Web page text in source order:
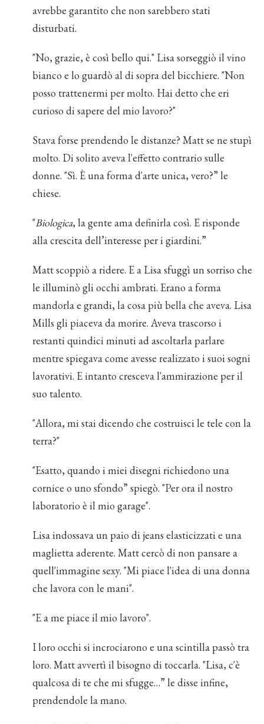
avrebbe garantito che non sarebbero stati
disturbati.
"No, grazie, è così bello qui." Lisa sorseggiò il vino
bianco e lo guardò al di sopra del bicchiere. "Non
posso trattenermi per molto. Hai detto che eri
curioso di sapere del mio lavoro?"
Stava forse prendendo le distanze? Matt se ne stupì
molto. Di solito aveva l'effetto contrario sulle
donne. "Sì. È una forma d'arte unica, vero?” le
chiese.
"Biologica, la gente ama definirla così. E risponde
alla crescita dell’interesse per i giardini.”
Matt scoppiò a ridere. E a Lisa sfuggì un sorriso che
le illuminò gli occhi ambrati. Erano a forma
mandorla e grandi, la cosa più bella che aveva. Lisa
Mills gli piaceva da morire. Aveva trascorso i
restanti quindici minuti ad ascoltarla parlare
mentre spiegava come avesse realizzato i suoi sogni
lavorativi. E intanto cresceva l'ammirazione per il
suo talento.
"Allora, mi stai dicendo che costruisci le tele con la
terra?"
"Esatto, quando i miei disegni richiedono una
cornice o uno sfondo” spiegò. "Per ora il nostro
laboratorio è il mio garage".
Lisa indossava un paio di jeans elasticizzati e una
maglietta aderente. Matt cercò di non pansare a
quell'immagine sexy. "Mi piace l'idea di una donna
che lavora con le mani".
"E a me piace il mio lavoro".
I loro occhi si incrociarono e una scintilla passò tra
loro. Matt avvertì il bisogno di toccarla. "Lisa, c'è
qualcosa di te che mi sfugge…” le disse infine,
prendendole la mano.